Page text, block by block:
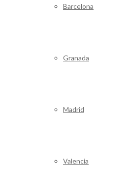
Barcelona
Granada
Madrid
Valencia